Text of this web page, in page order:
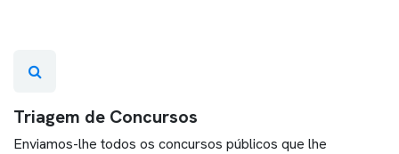
Triagem de Concursos
Enviamos-lhe todos os concursos públicos que lhe